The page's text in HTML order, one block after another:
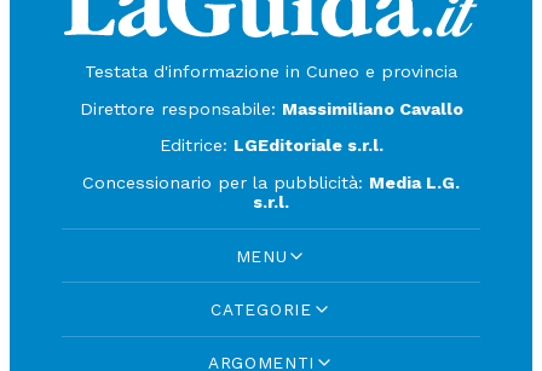
Testata d'informazione in Cuneo e provincia
Direttore responsabile: Massimiliano Cavallo
Editrice: LGEditoriale s.r.l.
Concessionario per la pubblicità: Media L.G.
s.r.l.
MENU
CATEGORIE
ARGOMENTI